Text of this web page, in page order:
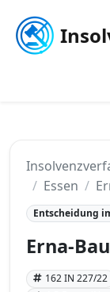
Essen
Entscheidung
Erna-
162 IN 227/22